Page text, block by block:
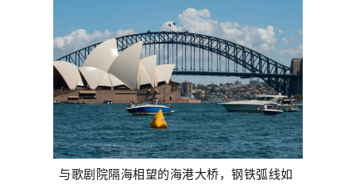
与歌剧院隔海相望的海港大桥，钢铁弧线如